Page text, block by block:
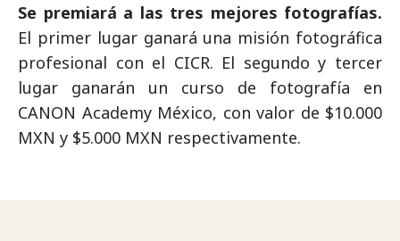
Se premiará a las tres mejores fotografías.
El primer lugar ganará una misión fotográfica
profesional con el CICR. El segundo y tercer
lugar ganarán un curso de fotografía en
CANON Academy México, con valor de $10.000
MXN y $5.000 MXN respectivamente.